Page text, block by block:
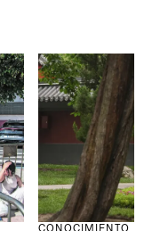
CONOCIMIENTO